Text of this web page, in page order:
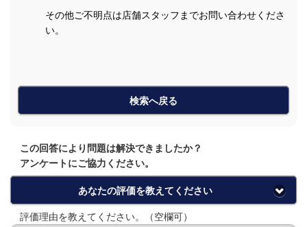
その他ご不明点は店舗スタッフまでお問い合わせくださ
い。
検索へ戻る
この回答により問題は解決できましたか？
アンケートにご協力ください。
あなたの評価を教えてください
評価理由を教えてください。（空欄可）